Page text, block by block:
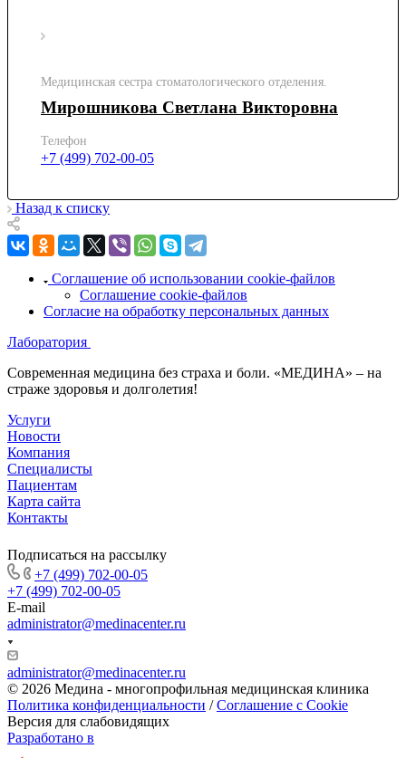
Медицинская сестра стоматологического отделения.
Мирошникова Светлана Викторовна
Телефон
+7 (499) 702-00-05
Назад к списку
Соглашение об использовании cookie-файлов
Соглашение cookie-файлов
Согласие на обработку персональных данных
Лаборатория
Современная медицина без страха и боли. «МЕДИНА» – на
страже здоровья и долголетия!
Услуги
Новости
Компания
Специалисты
Пациентам
Карта сайта
Контакты
Подписаться на рассылку
+7 (499) 702-00-05
+7 (499) 702-00-05
E-mail
administrator@medinacenter.ru
administrator@medinacenter.ru
© 2026 Медина - многопрофильная медицинская клиника
Политика конфиденциальности /Соглашение с Cookie
Версия для слабовидящих
Разработано в